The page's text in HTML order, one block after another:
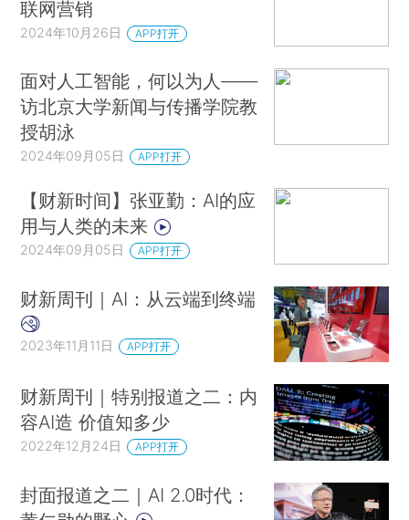
联网营销
2024年10月26日 APP打开
面对人工智能，何以为人——
访北京大学新闻与传播学院教
授胡泳
2024年09月05日 APP打开
【财新时间】张亚勤：AI的应
用与人类的未来
2024年09月05日 APP打开
财新周刊｜AI：从云端到终端
2023年11月11日 APP打开
财新周刊｜特别报道之二：内
容AI造 价值知多少
2022年12月24日 APP打开
封面报道之二｜AI 2.0时代：